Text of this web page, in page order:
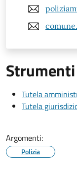
Tutela
Tutela
Argomenti:
Polizia